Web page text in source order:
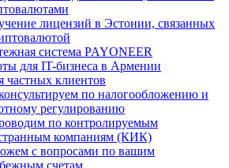
лицензий в Эстонии, связанных
система PAYONEER
для IT-бизнеса в Армении
частных клиентов
по налогообложению и
регулированию
по контролируемым
компаниям (КИК)
с вопросами по вашим
счетам